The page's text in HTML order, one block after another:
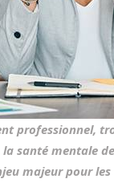
professionnel,
santé mentale
majeur pour les